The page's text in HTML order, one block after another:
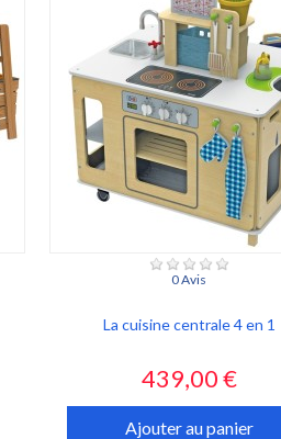
0 Avis
La cuisine centrale 4 en 1
Prix
439,00 €
Ajouter au panier